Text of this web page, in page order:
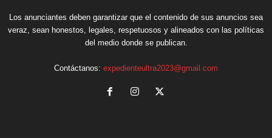
Los anunciantes deben garantizar que el contenido de sus anuncios sea
veraz, sean honestos, legales, respetuosos y alineados con las políticas
del medio donde se publican.
Contáctanos: expedienteultra2023@gmail.com